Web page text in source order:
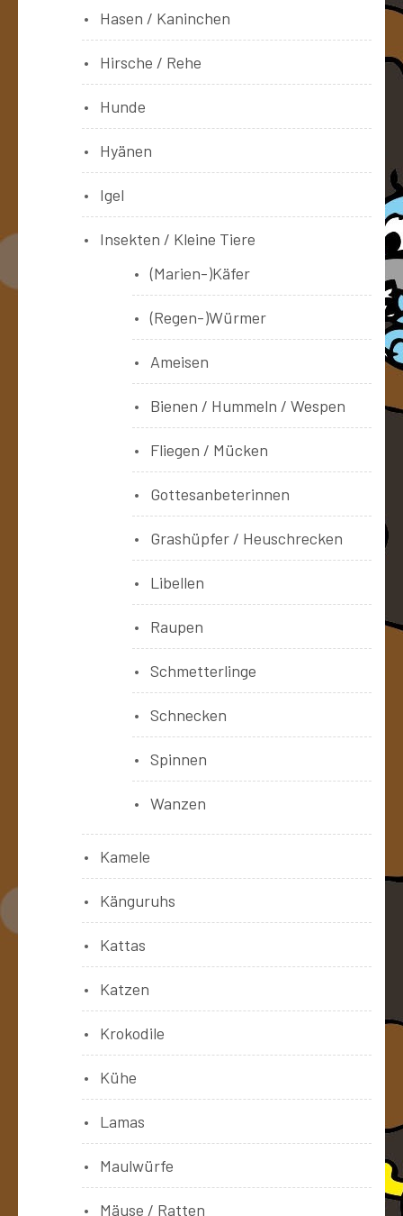
Hasen / Kaninchen
Hirsche / Rehe
Hunde
Hyänen
Igel
Insekten / Kleine Tiere
(Marien-)Käfer
(Regen-)Würmer
Ameisen
Bienen / Hummeln / Wespen
Fliegen / Mücken
Gottesanbeterinnen
Grashüpfer / Heuschrecken
Libellen
Raupen
Schmetterlinge
Schnecken
Spinnen
Wanzen
Kamele
Känguruhs
Kattas
Katzen
Krokodile
Kühe
Lamas
Maulwürfe
Mäuse / Ratten